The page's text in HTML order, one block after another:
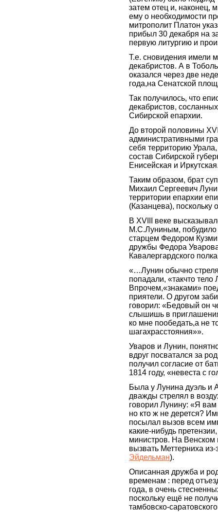
затем отец и, наконец,
ему о необходимости
митрополит Платон
прибыл 30 декабря на
первую литургию и
Т.е. сновидения имели
декабристов. А в
оказался через две
года,на Сенатской
Так получилось, что
декабристов,
Сибирской епархии.
До второй половины
административными
себя территорию
состав Сибирской
Енисейская и
Таким образом, брат
Михаил Сергеевич
территории епархии
(Казанцева), поскольку
В XVIII веке
М.С.Луниным, побудило
старцем Федором
дружбы Федора
Кавалергардского
«…Лунин обычно
попадали, «такчто
Впрочем,«знаками»
приятели. О другом
говорил: «Бедовый он
слышишь в
ко мне пообедать,а не
шагахрасстояния»».
Уваров и Лунин,
вдруг посватался за
получил согласие от
1814 году, «невеста с
Была у Лунина дуэль
дважды стрелял в
говорил Лунину: «Я
но кто ж не дерется?
посылал вызов всем
какие-нибудь
министров. На Венском
вызвать Меттерниха
Эйдельман).
Описанная дружба и
временам : перед
года, в очень
поскольку ещё не
тамбовско-